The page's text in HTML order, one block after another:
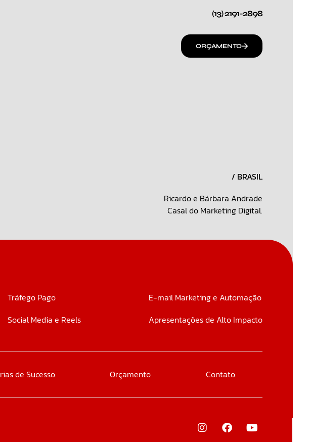
(13) 2191-2898
ORÇAMENTO
/ BRASIL
Ricardo e Bárbara Andrade
Casal do Marketing Digital.
Tráfego Pago
Social Media e Reels
E-mail Marketing e Automação
Apresentações de Alto Impacto
de Sucesso Orçamento Contato